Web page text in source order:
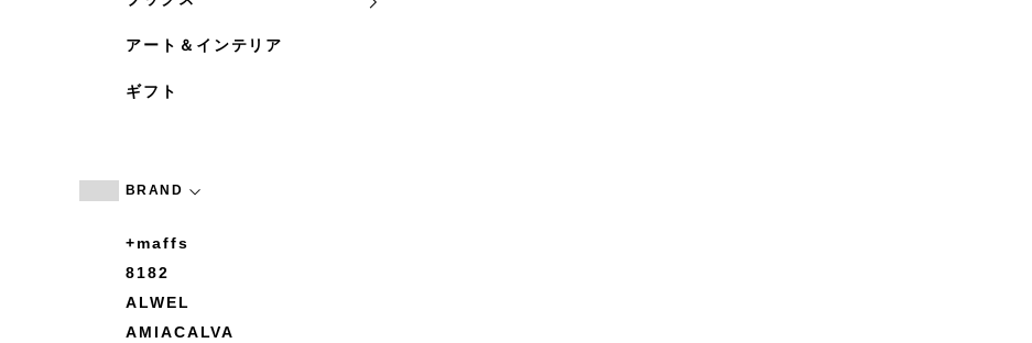
アート＆インテリア
ギフト
BRAND
+maffs
8182
ALWEL
AMIACALVA